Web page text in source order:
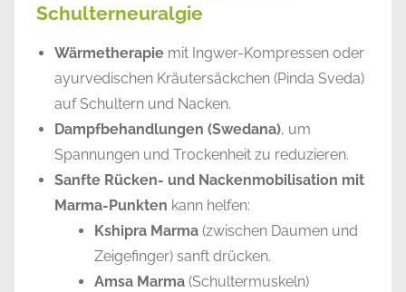
Schulterneuralgie
Wärmetherapie mit Ingwer-Kompressen oder
ayurvedischen Kräutersäckchen (Pinda Sveda)
auf Schultern und Nacken.
Dampfbehandlungen (Swedana), um
Spannungen und Trockenheit zu reduzieren.
Sanfte Rücken- und Nackenmobilisation mit
Marma-Punkten kann helfen:
Kshipra Marma (zwischen Daumen und
Zeigefinger) sanft drücken.
Amsa Marma (Schultermuskeln)